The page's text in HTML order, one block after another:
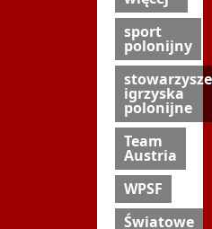
sport
polonijny
igrzyska
polonijne
Team
Austria
WPSF
Światowe